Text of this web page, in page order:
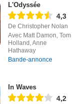
L'Odyssée
4,3
De Christopher Nolan
Avec Matt Damon, Tom
Holland, Anne
Hathaway
Bande-annonce
In Waves
4,2